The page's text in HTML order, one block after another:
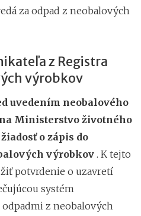
za odpad z neobalových
z Registra
výrobkov
uvedením neobalového
Ministerstvo životného
o zápis do
výrobkov . K tejto
potvrdenie o uzavretí
systém
z neobalových